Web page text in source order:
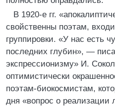
В 1920-е гг.
свойственны поэтам,
группировки. «У нас есть
последних глубин», —
экспрессионизму» И.
оптимистически
поэтам-биокосмистам,
дня «вопрос о реализации